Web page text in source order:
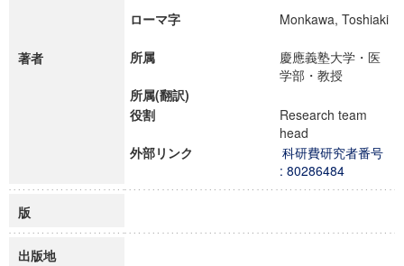
著者
ローマ字 Monkawa, Toshiaki
所属
慶應義塾大学・医
学部・教授
所属(翻訳)
役割
Research team
head
外部リンク
科研費研究者番号
: 80286484
版
出版地